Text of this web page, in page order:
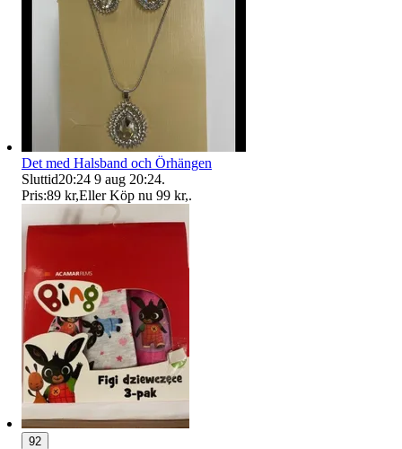
Det med Halsband och Örhängen
Sluttid20:24 9 aug 20:24.
Pris:89 kr,Eller Köp nu 99 kr,.
92